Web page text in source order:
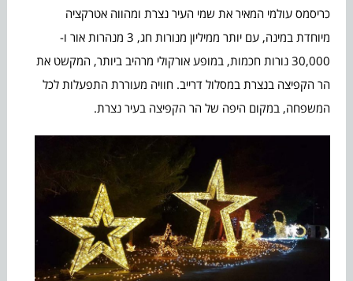
כריסמס עולמי המאיר את שמי העיר נצרת ומהווה אטרקציה
מיוחדת במינה, עם יותר ממיליון מנורות חג, 3 מנהרות אור ו-
30,000 נורות חכמות, במופע אורקולי מרהיב ביותר, המקשט את
הר הקפיצה בנצרת במסלול דרייב. חוויה מעוררת התפעלות לכל
המשפחה, במקום היפה של הר הקפיצה בעיר נצרת.